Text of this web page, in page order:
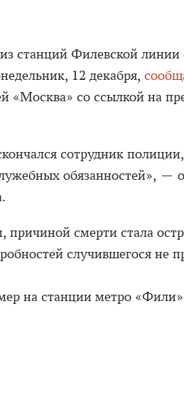
станций Филевской линии
12 декабря,
«Москва» со ссылкой на
сотрудник
обязанностей», —
смерти стала
случившегося не
на станции метро «Фили»